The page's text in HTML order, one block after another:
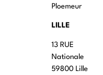
Ploemeur
LILLE
13 RUE
Nationale
59800 Lille